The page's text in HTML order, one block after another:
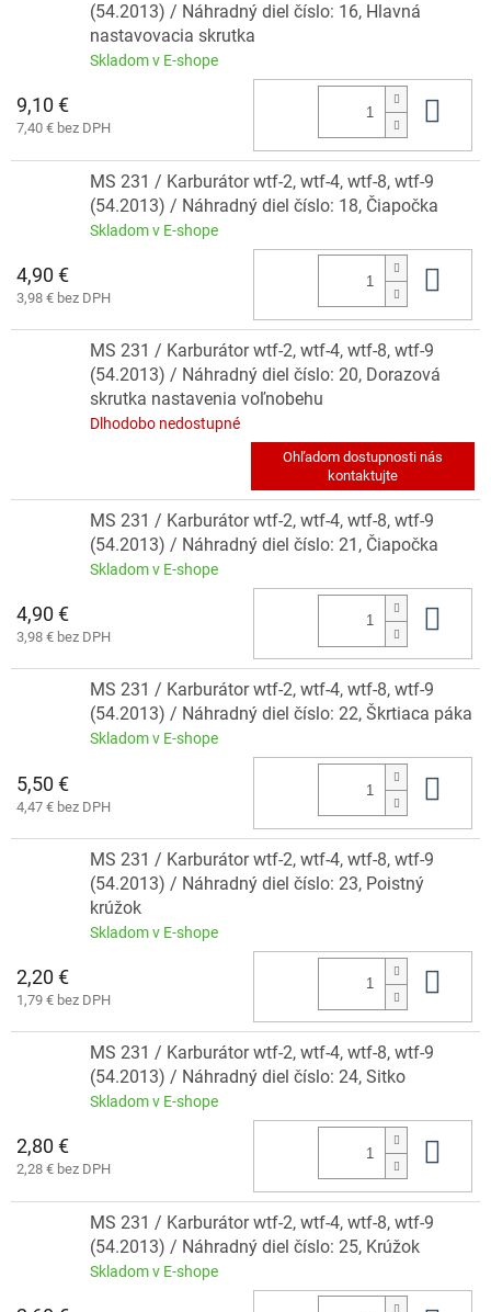
(54.2013) / Náhradný diel číslo: 16, Hlavná
nastavovacia skrutka
Skladom v E-shope
9,10 €
7,40 € bez DPH
MS 231 / Karburátor wtf-2, wtf-4, wtf-8, wtf-9
(54.2013) / Náhradný diel číslo: 18, Čiapočka
Skladom v E-shope
4,90 €
3,98 € bez DPH
MS 231 / Karburátor wtf-2, wtf-4, wtf-8, wtf-9
(54.2013) / Náhradný diel číslo: 20, Dorazová
skrutka nastavenia voľnobehu
Dlhodobo nedostupné
MS 231 / Karburátor wtf-2, wtf-4, wtf-8, wtf-9
(54.2013) / Náhradný diel číslo: 21, Čiapočka
Skladom v E-shope
4,90 €
3,98 € bez DPH
MS 231 / Karburátor wtf-2, wtf-4, wtf-8, wtf-9
(54.2013) / Náhradný diel číslo: 22, Škrtiaca páka
Skladom v E-shope
5,50 €
4,47 € bez DPH
MS 231 / Karburátor wtf-2, wtf-4, wtf-8, wtf-9
(54.2013) / Náhradný diel číslo: 23, Poistný
krúžok
Skladom v E-shope
2,20 €
1,79 € bez DPH
MS 231 / Karburátor wtf-2, wtf-4, wtf-8, wtf-9
(54.2013) / Náhradný diel číslo: 24, Sitko
Skladom v E-shope
2,80 €
2,28 € bez DPH
MS 231 / Karburátor wtf-2, wtf-4, wtf-8, wtf-9
(54.2013) / Náhradný diel číslo: 25, Krúžok
Skladom v E-shope